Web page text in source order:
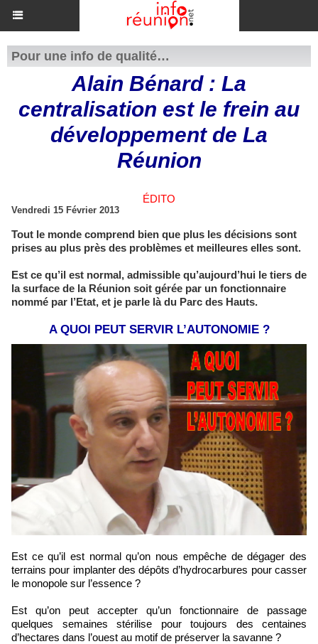
Pour une info de qualité…
Alain Bénard : La
centralisation est le frein au
développement de La
Réunion
ÉDITO
Vendredi 15 Février 2013
Tout le monde comprend bien que plus les décisions sont
prises au plus près des problèmes et meilleures elles sont.
Est ce qu’il est normal, admissible qu’aujourd’hui le tiers de
la surface de la Réunion soit gérée par un fonctionnaire
nommé par l’Etat, et je parle là du Parc des Hauts.
A QUOI PEUT SERVIR L’AUTONOMIE ?
Est ce qu’il est normal qu’on nous empêche de dégager des
terrains pour implanter des dépôts d’hydrocarbures pour casser
le monopole sur l’essence ?
Est qu’on peut accepter qu’un fonctionnaire de passage
quelques semaines stérilise pour toujours des centaines
d’hectares dans l’ouest au motif de préserver la savanne ?